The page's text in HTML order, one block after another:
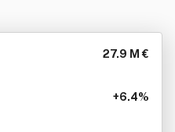
27.9 M €
+6.4%